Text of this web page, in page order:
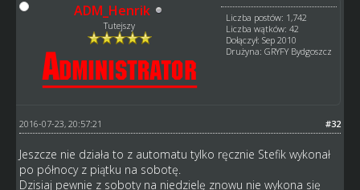
ADM_Henrik
Tutejszy
Liczba postów: 1,742
Liczba wątków: 42
Dołączył: Sep 2010
Drużyna: GRYFY Bydgoszcz
#32
2016-07-23, 20:57:21
Jeszcze nie działa to z automatu tylko ręcznie Stefik wykonał
po północy z piątku na sobotę.
Dzisiaj pewnie z soboty na niedzielę znowu nie wykona się